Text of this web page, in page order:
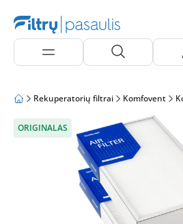
Rekuperatorių filtrai Komfovent
ORIGINALAS